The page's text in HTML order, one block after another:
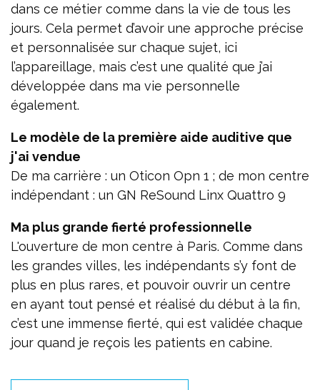
dans ce métier comme dans la vie de tous les
jours. Cela permet d’avoir une approche précise
et personnalisée sur chaque sujet, ici
l’appareillage, mais c’est une qualité que j’ai
développée dans ma vie personnelle
également.
Le modèle de la première aide auditive que
j'ai vendue
De ma carrière : un Oticon Opn 1 ; de mon centre
indépendant : un GN ReSound Linx Quattro 9
Ma plus grande fierté professionnelle
L'ouverture de mon centre à Paris. Comme dans
les grandes villes, les indépendants s’y font de
plus en plus rares, et pouvoir ouvrir un centre
en ayant tout pensé et réalisé du début à la fin,
c’est une immense fierté, qui est validée chaque
jour quand je reçois les patients en cabine.